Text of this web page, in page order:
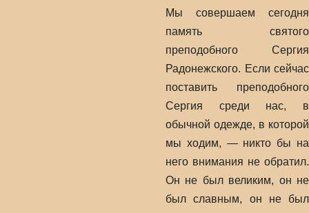
Мы совершаем сегодня
память святого
преподобного Сергия
Радонежского. Если сейчас
поставить преподобного
Сергия среди нас, в
обычной одежде, в которой
мы ходим, — никто бы на
него внимания не обратил.
Он не был великим, он не
был славным, он не был